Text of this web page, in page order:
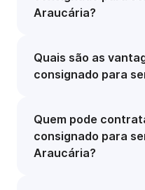
Araucária?
Quais são as
consignado para
Quem pode
consignado para
Araucária?